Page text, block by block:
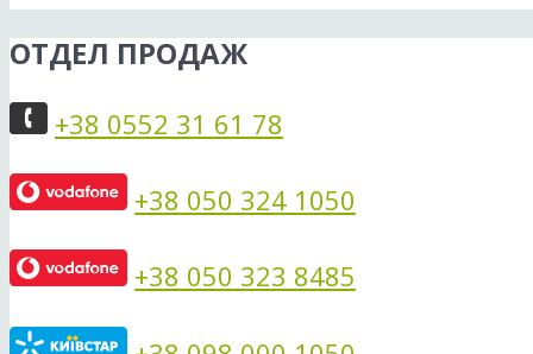
ОТДЕЛ ПРОДАЖ
+38 0552 31 61 78
+38 050 324 1050
+38 050 323 8485